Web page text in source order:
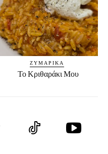
ΖΥΜΑΡΙΚΆ
Το Κριθαράκι Μου